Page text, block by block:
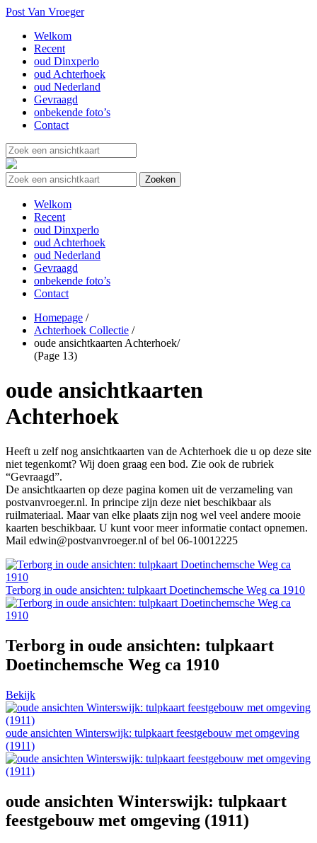
Post Van Vroeger
Welkom
Recent
oud Dinxperlo
oud Achterhoek
oud Nederland
Gevraagd
onbekende foto’s
Contact
Welkom
Recent
oud Dinxperlo
oud Achterhoek
oud Nederland
Gevraagd
onbekende foto’s
Contact
Homepage /
Achterhoek Collectie /
oude ansichtkaarten Achterhoek/
(Page 13)
oude ansichtkaarten
Achterhoek
Heeft u zelf nog ansichtkaarten van de Achterhoek die u op deze site
niet tegenkomt? Wij doen graag een bod. Zie ook de rubriek
“Gevraagd”.
De ansichtkaarten op deze pagina komen uit de verzameling van
postvanvroeger.nl. In principe zijn deze niet beschikbaar als
ruilmateriaal. Maar van elke plaats zijn nog wel veel andere mooie
kaarten beschikbaar. U kunt voor meer informatie contact opnemen.
Mail edwin@postvanvroeger.nl of bel 06-10012225
Terborg in oude ansichten: tulpkaart Doetinchemsche Weg ca 1910
Terborg in oude ansichten: tulpkaart
Doetinchemsche Weg ca 1910
Bekijk
oude ansichten Winterswijk: tulpkaart feestgebouw met omgeving
(1911)
oude ansichten Winterswijk: tulpkaart
feestgebouw met omgeving (1911)